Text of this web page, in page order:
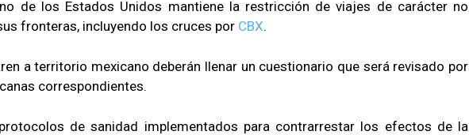
de los Estados Unidos mantiene la restricción de viajes de carácter no
fronteras, incluyendo los cruces por CBX.
a territorio mexicano deberán llenar un cuestionario que será revisado por
correspondientes.
de sanidad implementados para contrarrestar los efectos de la